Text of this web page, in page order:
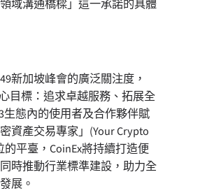
域溝通橋樑」這一承諾的具體
新加坡峰會的廣泛關注度，
目標：追求卓越服務、拓展全
生態內的使用者及合作夥伴賦
資產交易專家」(Your Crypto
的平臺，CoinEx將持續打造便
時推動行業標準建設，助力全
展。